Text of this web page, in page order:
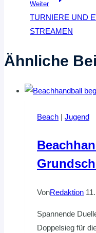
Weiter
TURNIERE UND
STREAMEN
Ähnliche
Beach | Jugend
VonRedaktion
Spannende
Doppelsieg für